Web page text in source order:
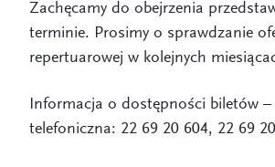
Zachęcamy do obejrzenia
terminie. Prosimy o sprawdzanie
repertuarowej w kolejnych
Informacja o dostępności biletów –
telefoniczna: 22 69 20 604, 22 69